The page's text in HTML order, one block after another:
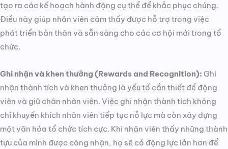
tạo ra các kế hoạch hành động cụ thể để khắc phục chúng.
Điều này giúp nhân viên cảm thấy được hỗ trợ trong việc
phát triển bản thân và sẵn sàng cho các cơ hội mới trong tổ
chức.
Ghi nhận và khen thưởng (Rewards and Recognition): Ghi
nhận thành tích và khen thưởng là yếu tố cần thiết để động
viên và giữ chân nhân viên. Việc ghi nhận thành tích không
chỉ khuyến khích nhân viên tiếp tục nỗ lực mà còn xây dựng
một văn hóa tổ chức tích cực. Khi nhân viên thấy những thành
tựu của mình được công nhận, họ sẽ có động lực lớn hơn để